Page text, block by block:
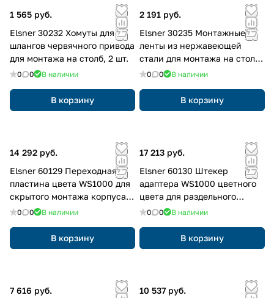
1 565 руб.
Elsner 30232 Хомуты для
шлангов червячного привода
для монтажа на столб, 2 шт.
0 0 В наличии
В корзину
2 191 руб.
Elsner 30235 Монтажные
ленты из нержавеющей
стали для монтажа на столб,
2 шт.
0 0 В наличии
В корзину
14 292 руб.
Elsner 60129 Переходная
пластина цвета WS1000 для
скрытого монтажа корпуса
WS1000 без касания
0 0 В наличии
В корзину
17 213 руб.
Elsner 60130 Штекер
адаптера WS1000 цветного
цвета для раздельного
монтажа дисплея
0 0 В наличии
В корзину
7 616 руб.
10 537 руб.